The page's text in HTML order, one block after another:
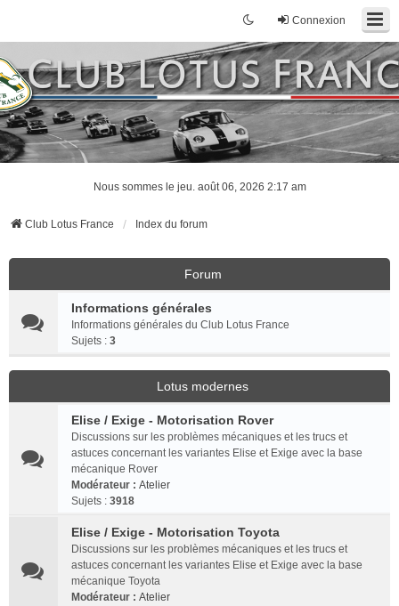
Connexion
Nous sommes le jeu. août 06, 2026 2:17 am
Club Lotus France Index du forum
Forum
Informations générales
Informations générales du Club Lotus France
Sujets : 3
Lotus modernes
Elise / Exige - Motorisation Rover
Discussions sur les problèmes mécaniques et les trucs et
astuces concernant les variantes Elise et Exige avec la base
mécanique Rover
Modérateur : Atelier
Sujets : 3918
Elise / Exige - Motorisation Toyota
Discussions sur les problèmes mécaniques et les trucs et
astuces concernant les variantes Elise et Exige avec la base
mécanique Toyota
Modérateur : Atelier